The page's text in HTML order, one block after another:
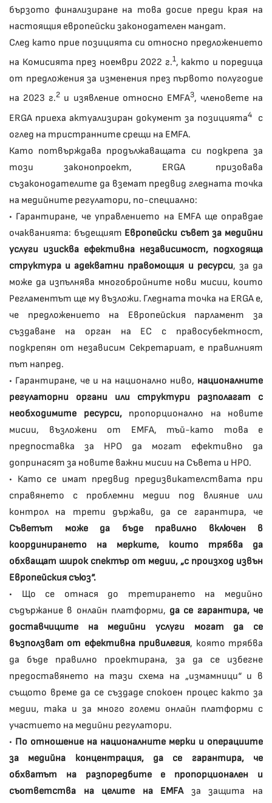
бързото финализиране на това досие преди края на
настоящия европейски законодателен мандат.
След като прие позицията си относно предложението
на Комисията през ноември 2022 г.1, както и поредица
от предложения за изменения през първото полугодие
на 2023 г.2 и изявление относно EMFA3, членовете на
ERGA приеха актуализиран документ за позицията4 с
оглед на тристранните срещи на EMFA.
Като потвърждава продължаващата си подкрепа за
този законопроект, ERGA призовава
съзаконодателите да вземат предвид гледната точка
на медийните регулатори, по-специално:
• Гарантиране, че управлението на EMFA ще оправдае
очакванията: бъдещият Европейски съвет за медийни
услуги изисква ефективна независимост, подходяща
структура и адекватни правомощия и ресурси, за да
може да изпълнява многобройните нови мисии, които
Регламентът ще му възложи. Гледната точка на ERGA е,
че предложението на Европейския парламент за
създаване на орган на ЕС с правосубектност,
подкрепян от независим Секретариат, е правилният
път напред.
• Гарантиране, че и на национално ниво, националните
регулаторни органи или структури разполагат с
необходимите ресурси,пропорционално на новите
мисии, възложени от EMFA, тъй-като това е
предпоставка за НРО да могат ефективно да
допринасят за новите важни мисии на Съвета и НРО.
• Като се имат предвид предизвикателствата при
справянето с проблемни медии под влияние или
контрол на трети държави, да се гарантира, че
Съветът може да бъде правилно включен в
координирането на мерките, които трябва да
обхващат широк спектър от медии, „с произход извън
Европейския съюз“.
• Що се отнася до третирането на медийно
съдържание в онлайн платформи, да се гарантира, че
доставчиците на медийни услуги могат да се
възползват от ефективна привилегия, която трябва
да бъде правилно проектирана, за да се избегне
предоставянето на тази схема на „измамници“ и в
същото време да се създаде спокоен процес както за
медии, така и за много големи онлайн платформи с
участието на медийни регулатори.
• По отношение на националните мерки и операциите
за медийна концентрация, да се гарантира, че
обхватът на разпоредбите е пропорционален и
съответства на целите на EMFAза защита на